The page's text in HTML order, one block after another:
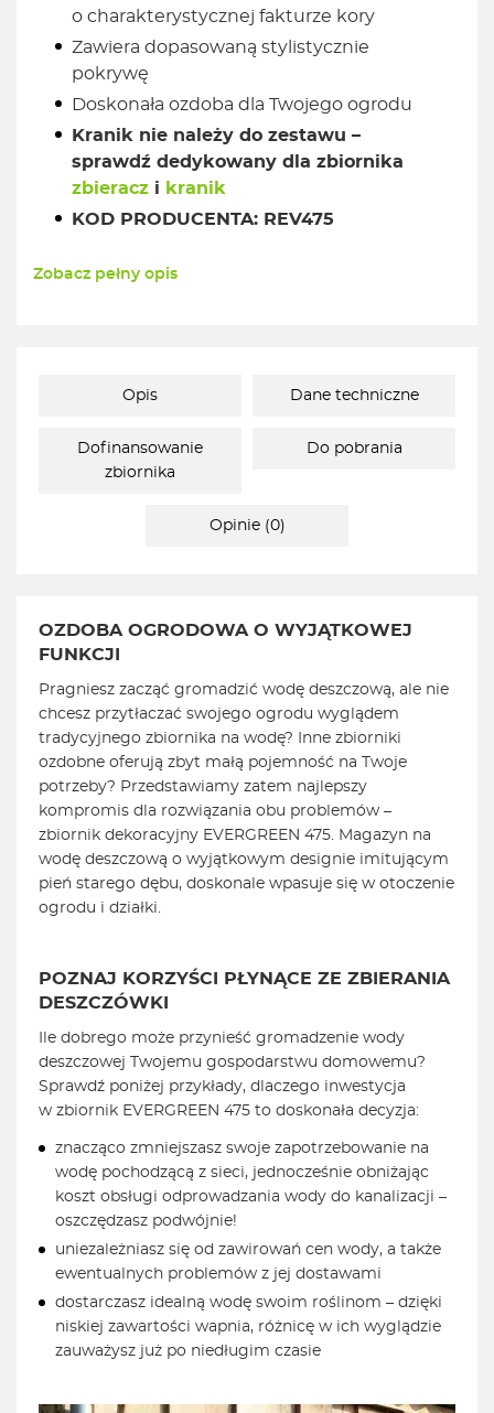
o charakterystycznej fakturze kory
Zawiera dopasowaną stylistycznie
pokrywę
Doskonała ozdoba dla Twojego ogrodu
Kranik nie należy do zestawu –
sprawdź dedykowany dla zbiornika
zbieracz i kranik
KOD PRODUCENTA: REV475
Zobacz pełny opis
Opis Dane techniczne
Dofinansowanie
zbiornika
Do pobrania
Opinie (0)
OZDOBA OGRODOWA O WYJĄTKOWEJ
FUNKCJI
Pragniesz zacząć gromadzić wodę deszczową, ale nie
chcesz przytłaczać swojego ogrodu wyglądem
tradycyjnego zbiornika na wodę? Inne zbiorniki
ozdobne oferują zbyt małą pojemność na Twoje
potrzeby? Przedstawiamy zatem najlepszy
kompromis dla rozwiązania obu problemów –
zbiornik dekoracyjny EVERGREEN 475. Magazyn na
wodę deszczową o wyjątkowym designie imitującym
pień starego dębu, doskonale wpasuje się w otoczenie
ogrodu i działki.
POZNAJ KORZYŚCI PŁYNĄCE ZE ZBIERANIA
DESZCZÓWKI
Ile dobrego może przynieść gromadzenie wody
deszczowej Twojemu gospodarstwu domowemu?
Sprawdź poniżej przykłady, dlaczego inwestycja
w zbiornik EVERGREEN 475 to doskonała decyzja:
znacząco zmniejszasz swoje zapotrzebowanie na
wodę pochodzącą z sieci, jednocześnie obniżając
koszt obsługi odprowadzania wody do kanalizacji –
oszczędzasz podwójnie!
uniezależniasz się od zawirowań cen wody, a także
ewentualnych problemów z jej dostawami
dostarczasz idealną wodę swoim roślinom – dzięki
niskiej zawartości wapnia, różnicę w ich wyglądzie
zauważysz już po niedługim czasie